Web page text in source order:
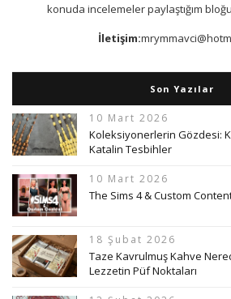
konuda incelemeler paylaştığım
İletişim:
Son Yazılar
10 Mart 2026
Koleksiyonerlerin Gözdesi:
Katalin Tesbihler
10 Mart 2026
The Sims 4 & Custom
18 Şubat 2026
Taze Kavrulmuş Kahve
Lezzetin Püf Noktaları